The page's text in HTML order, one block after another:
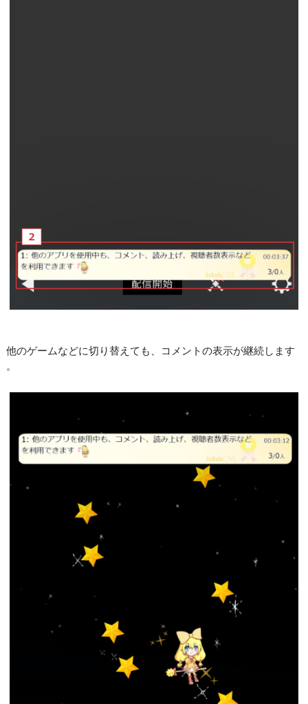
他のゲームなどに切り替えても、コメントの表示が継続します
。